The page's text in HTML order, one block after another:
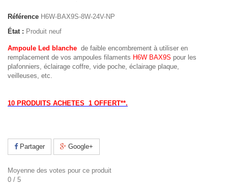
Référence H6W-BAX9S-8W-24V-NP
État : Produit neuf
Ampoule Led blanche de faible encombrement à utiliser en
remplacement de vos ampoules filaments H6W BAX9S pour les
plafonniers, éclairage coffre, vide poche, éclairage plaque,
veilleuses, etc.
10 PRODUITS ACHETES 1 OFFERT**.
Partager Google+
Moyenne des votes pour ce produit
0 / 5